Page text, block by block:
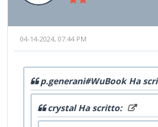
04-14-2024, 07:44 PM
p.generani#WuBook Ha
crystal Ha scritto: